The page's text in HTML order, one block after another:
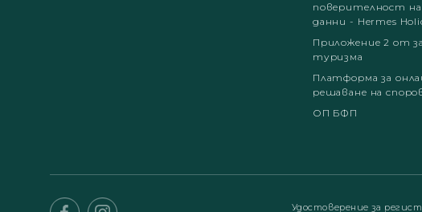
поверителност
данни - Hermes
Приложение 2 от
туризма
Платформа за
решаване на
ОП БФП
Удостоверение за